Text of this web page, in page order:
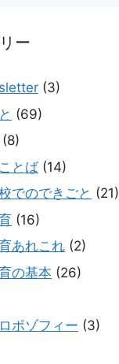
ー
(3)
(69)
とば(14)
でのできごと (21)
(16)
あれこれ (2)
の基本 (26)
ポゾフィー (3)